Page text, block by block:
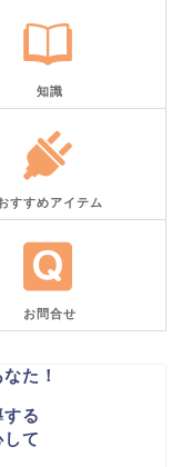
知識
すすめアイテム
お問合せ
た！
る
て